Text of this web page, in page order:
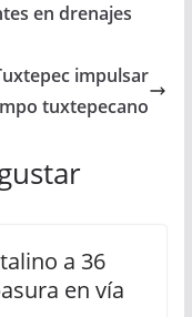
en drenajes
impulsar
tuxtepecano
a 36
en vía